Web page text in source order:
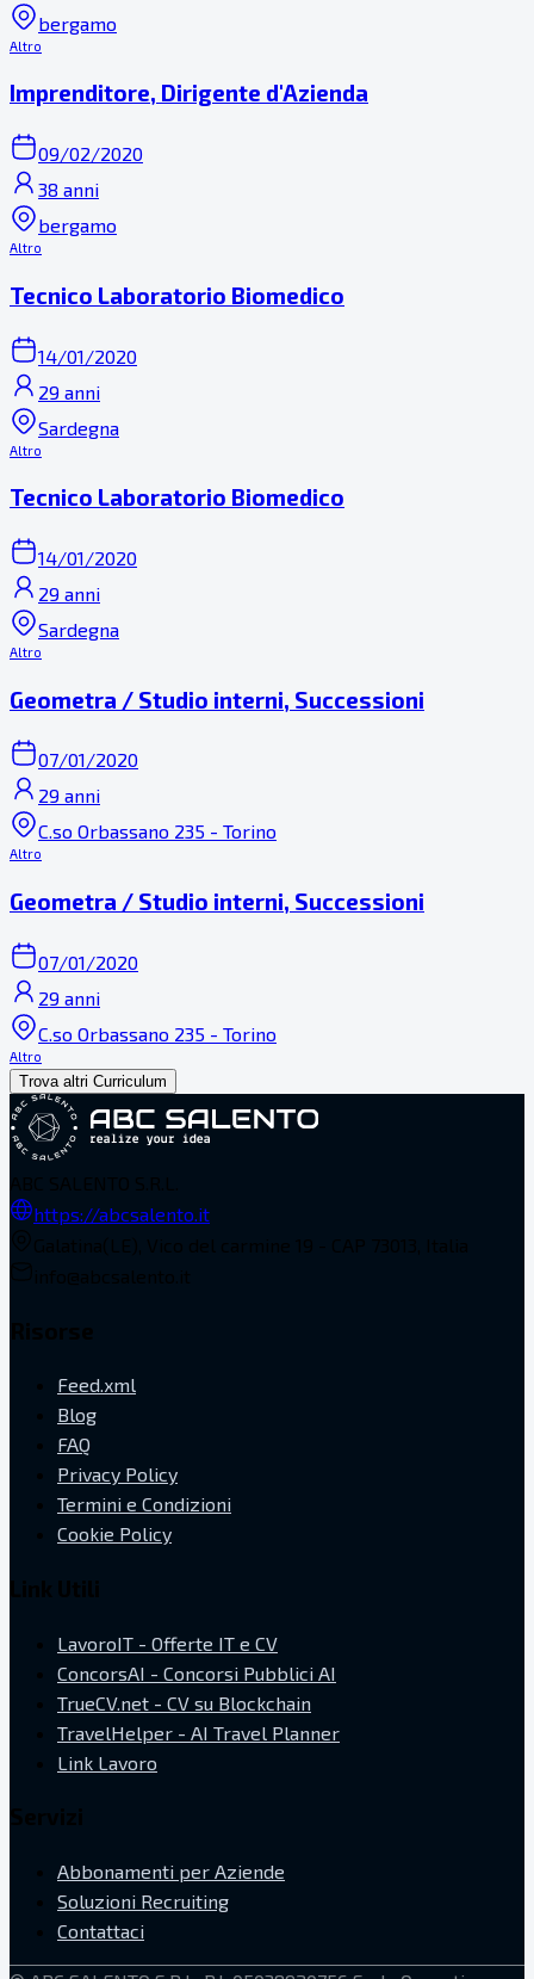
bergamo
Altro
Imprenditore, Dirigente d'Azienda
09/02/2020
38 anni
bergamo
Altro
Tecnico Laboratorio Biomedico
14/01/2020
29 anni
Sardegna
Altro
Tecnico Laboratorio Biomedico
14/01/2020
29 anni
Sardegna
Altro
Geometra / Studio interni, Successioni
07/01/2020
29 anni
C.so Orbassano 235 - Torino
Altro
Geometra / Studio interni, Successioni
07/01/2020
29 anni
C.so Orbassano 235 - Torino
Altro
Trova altri Curriculum
https://abcsalento.it
Feed.xml
Blog
FAQ
Privacy Policy
Termini e Condizioni
Cookie Policy
LavoroIT - Offerte IT e CV
ConcorsAI - Concorsi Pubblici AI
TrueCV.net - CV su Blockchain
TravelHelper - AI Travel Planner
Link Lavoro
Abbonamenti per Aziende
Soluzioni Recruiting
Contattaci